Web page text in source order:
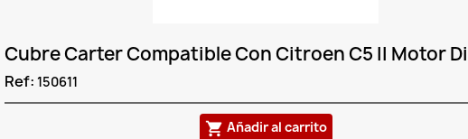
Cubre Carter Compatible Con Citroen C5 II Motor
Ref: 150611
shopping_cart Añadir al carrito